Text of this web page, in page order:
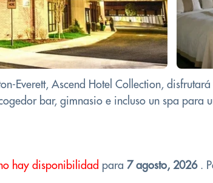
Everett, Ascend Hotel Collection,
bar, gimnasio e incluso un spa para
hay disponibilidad para 7 agosto, 2026.